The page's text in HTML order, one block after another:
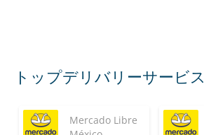
トップデリバリーサービス
Mercado Libre